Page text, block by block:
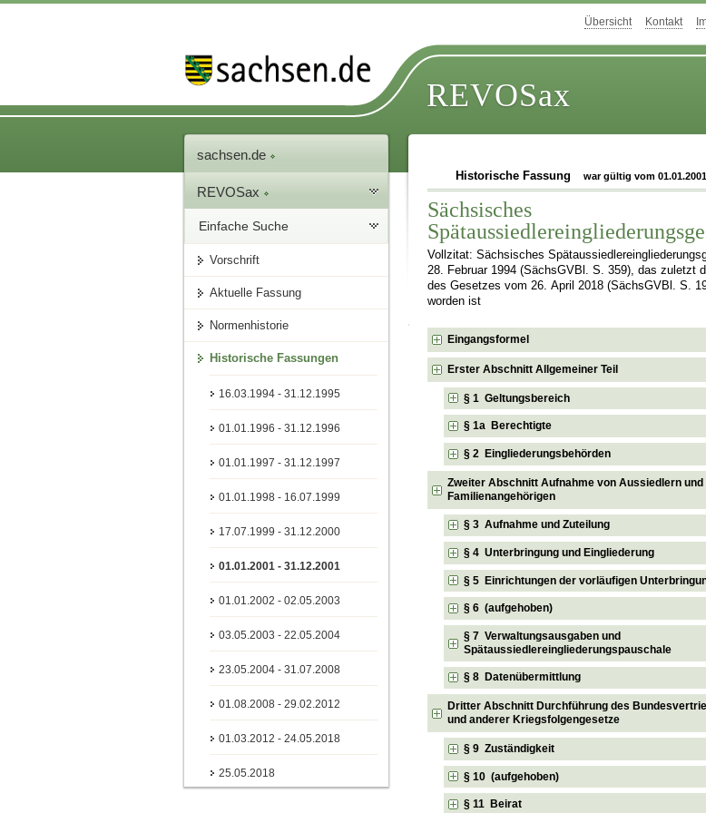
Übersicht Kontakt
REVOSax
sachsen.de
REVOSax
Einfache Suche
Vorschrift
Aktuelle Fassung
Normenhistorie
Historische Fassungen
16.03.1994 - 31.12.1995
01.01.1996 - 31.12.1996
01.01.1997 - 31.12.1997
01.01.1998 - 16.07.1999
17.07.1999 - 31.12.2000
01.01.2001 - 31.12.2001
01.01.2002 - 02.05.2003
03.05.2003 - 22.05.2004
23.05.2004 - 31.07.2008
01.08.2008 - 29.02.2012
01.03.2012 - 24.05.2018
25.05.2018
Historische Fassung war gültig vom
Sächsisches
Vollzitat: Sächsisches
28. Februar 1994 (SächsGVBl. S. 359), das zuletzt
des Gesetzes vom 26. April 2018 (SächsGVBl. S.
worden ist
Eingangsformel
Erster Abschnitt Allgemeiner Teil
§ 1 Geltungsbereich
§ 1a Berechtigte
§ 2 Eingliederungsbehörden
Zweiter Abschnitt Aufnahme von Aussiedlern und
Familienangehörigen
§ 3 Aufnahme und Zuteilung
§ 4 Unterbringung und Eingliederung
§ 5 Einrichtungen der vorläufigen
§ 6 (aufgehoben)
§ 7 Verwaltungsausgaben und
Spätaussiedlereingliederungspauschale
§ 8 Datenübermittlung
Dritter Abschnitt Durchführung des
und anderer Kriegsfolgengesetze
§ 9 Zuständigkeit
§ 10 (aufgehoben)
§ 11 Beirat